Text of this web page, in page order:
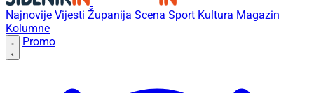
Najnovije Vijesti Županija Scena Sport Kultura Magazin
Kolumne
Promo